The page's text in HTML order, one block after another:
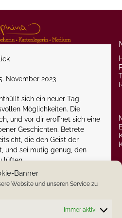
Banner
Website und unseren Service zu
Immer aktiv
November 2023
sich ein neuer Tag,
Möglichkeiten. Die
und vor dir eröffnet sich eine
Geschichten. Betrete
die den Geist der
und sei mutig genug, den
lüften.
Geheimnisse, und die
vergangener Tage in ihren
Nein zu sagen, wenn die
der Schlüssel zu neuen